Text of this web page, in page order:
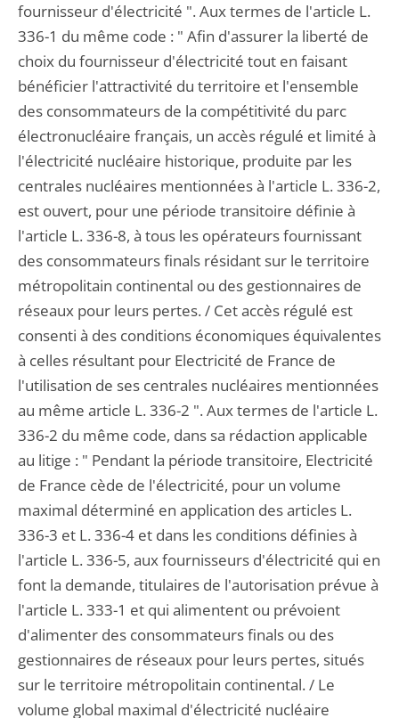
fournisseur d'électricité ". Aux termes de l'article L.
336-1 du même code : " Afin d'assurer la liberté de
choix du fournisseur d'électricité tout en faisant
bénéficier l'attractivité du territoire et l'ensemble
des consommateurs de la compétitivité du parc
électronucléaire français, un accès régulé et limité à
l'électricité nucléaire historique, produite par les
centrales nucléaires mentionnées à l'article L. 336-2,
est ouvert, pour une période transitoire définie à
l'article L. 336-8, à tous les opérateurs fournissant
des consommateurs finals résidant sur le territoire
métropolitain continental ou des gestionnaires de
réseaux pour leurs pertes. / Cet accès régulé est
consenti à des conditions économiques équivalentes
à celles résultant pour Electricité de France de
l'utilisation de ses centrales nucléaires mentionnées
au même article L. 336-2 ". Aux termes de l'article L.
336-2 du même code, dans sa rédaction applicable
au litige : " Pendant la période transitoire, Electricité
de France cède de l'électricité, pour un volume
maximal déterminé en application des articles L.
336-3 et L. 336-4 et dans les conditions définies à
l'article L. 336-5, aux fournisseurs d'électricité qui en
font la demande, titulaires de l'autorisation prévue à
l'article L. 333-1 et qui alimentent ou prévoient
d'alimenter des consommateurs finals ou des
gestionnaires de réseaux pour leurs pertes, situés
sur le territoire métropolitain continental. / Le
volume global maximal d'électricité nucléaire